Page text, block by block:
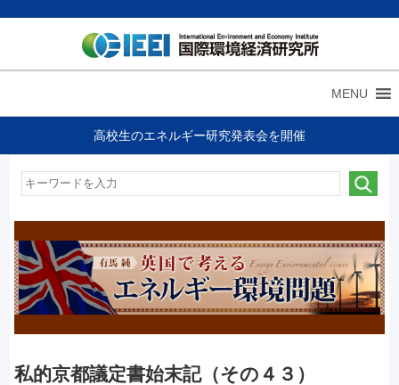
MENU
高校生のエネルギー研究発表会を開催
私的京都議定書始末記（その４３）